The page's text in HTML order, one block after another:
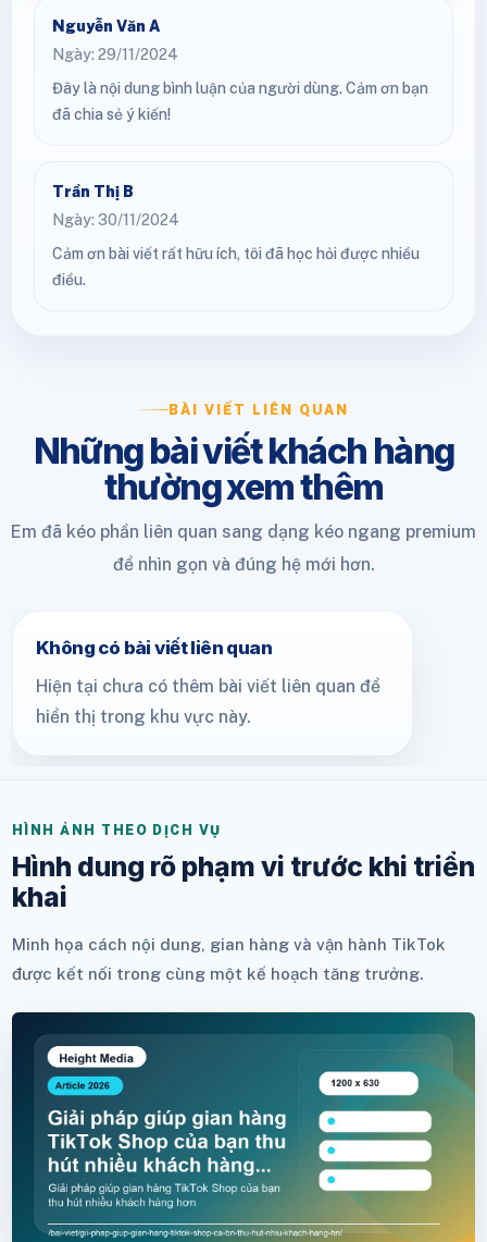
Nguyễn Văn A
Ngày: 29/11/2024
Đây là nội dung bình luận của người dùng. Cảm ơn bạn
đã chia sẻ ý kiến!
Trần Thị B
Ngày: 30/11/2024
Cảm ơn bài viết rất hữu ích, tôi đã học hỏi được nhiều
điều.
BÀI VIẾT LIÊN QUAN
Những bài viết khách hàng
thường xem thêm
Em đã kéo phần liên quan sang dạng kéo ngang premium
để nhìn gọn và đúng hệ mới hơn.
Không có bài viết liên quan
Hiện tại chưa có thêm bài viết liên quan để
hiển thị trong khu vực này.
HÌNH ẢNH THEO DỊCH VỤ
Hình dung rõ phạm vi trước khi triển
khai
Minh họa cách nội dung, gian hàng và vận hành TikTok
được kết nối trong cùng một kế hoạch tăng trưởng.